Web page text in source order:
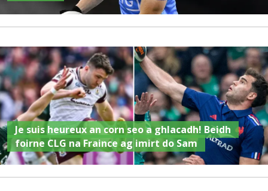
Je suis heureux an corn seo a ghlacadh! Beidh
foirne CLG na Fraince ag imirt do Sam